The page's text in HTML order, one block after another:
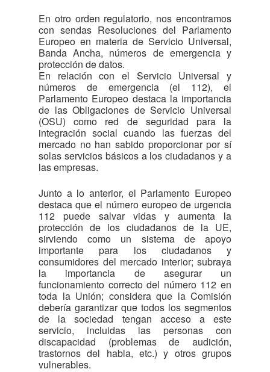
En otro orden regulatorio, nos encontramos
con sendas Resoluciones del Parlamento
Europeo en materia de Servicio Universal,
Banda Ancha, números de emergencia y
protección de datos.
En relación con el Servicio Universal y
números de emergencia (el 112), el
Parlamento Europeo destaca la importancia
de las Obligaciones de Servicio Universal
(OSU) como red de seguridad para la
integración social cuando las fuerzas del
mercado no han sabido proporcionar por sí
solas servicios básicos a los ciudadanos y a
las empresas.
Junto a lo anterior, el Parlamento Europeo
destaca que el número europeo de urgencia
112 puede salvar vidas y aumenta la
protección de los ciudadanos de la UE,
sirviendo como un sistema de apoyo
importante para los ciudadanos y
consumidores del mercado interior; subraya
la importancia de asegurar un
funcionamiento correcto del número 112 en
toda la Unión; considera que la Comisión
debería garantizar que todos los segmentos
de la sociedad tengan acceso a este
servicio, incluidas las personas con
discapacidad (problemas de audición,
trastornos del habla, etc.) y otros grupos
vulnerables.